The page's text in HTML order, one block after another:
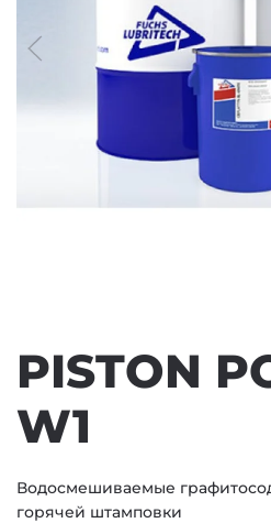
PISTON
W1
Водосмешиваемые
горячей штамповки